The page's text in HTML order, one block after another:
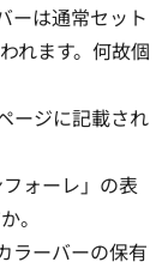
ーは通常セット
れます。何故個
ージに記載され
ォーレ」の表
。
ラーバーの保有